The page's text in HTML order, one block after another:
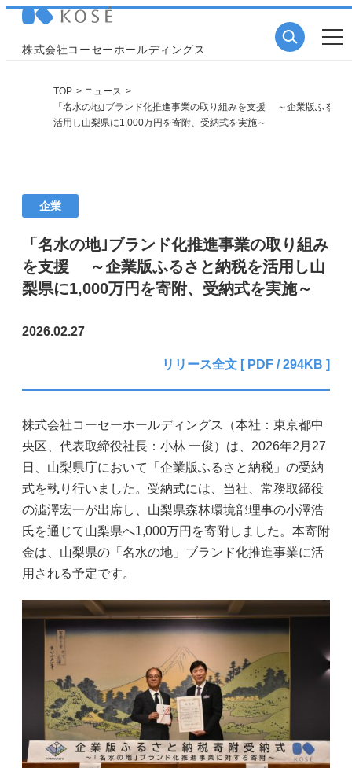
株式会社コーセーホールディングス
TOP
ニュース
「名水の地｣ブランド化推進事業の取り組みを支援 ～企業版ふるさ
活用し山梨県に1,000万円を寄附、受納式を実施～
企業
「名水の地｣ブランド化推進事業の取り組み
を支援 ～企業版ふるさと納税を活用し山
梨県に1,000万円を寄附、受納式を実施～
2026.02.27
リリース全文 [ PDF / 294KB ]
株式会社コーセーホールディングス（本社：東京都中
央区、代表取締役社長：小林 一俊）は、2026年2月27
日、山梨県庁において「企業版ふるさと納税」の受納
式を執り行いました。受納式には、当社、常務取締役
の澁澤宏一が出席し、山梨県森林環境部理事の小澤浩
氏を通じて山梨県へ1,000万円を寄附しました。本寄附
金は、山梨県の「名水の地」ブランド化推進事業に活
用される予定です。